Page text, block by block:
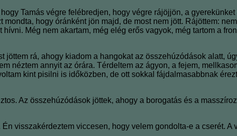
Tamás végre felébredjen, hogy végre rájöjjön, a
hogy óránként jön majd, de most nem jött. Rájöttem:
Még nem akartam, még elég erős vagyok, még tartom a
rá, ahogy kiadom a hangokat az összehúzódások alatt,
néztem annyit az órára. Térdeltem az ágyon, a fejem,
kint pisilni is időközben, de ott sokkal fájdalmasabbnak
Az összehúzódások jöttek, ahogy a borogatás és a
visszakérdeztem viccesen, hogy velem gondolta-e a cserét. A